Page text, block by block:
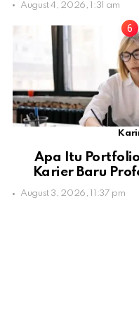
August 4, 2026, 1:31 am
Apa Itu
Karier Baru
August 3, 2026, 11:37 pm